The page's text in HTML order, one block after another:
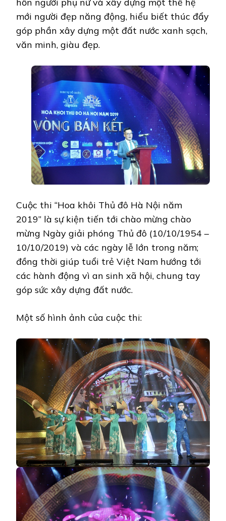
hồn người phụ nữ và xây dựng một thế hệ
mới người đẹp năng động, hiểu biết thúc đẩy
góp phần xây dựng một đất nước xanh sạch,
văn minh, giàu đẹp.
Cuộc thi “Hoa khôi Thủ đô Hà Nội năm
2019” là sự kiện tiến tới chào mừng chào
mừng Ngày giải phóng Thủ đô (10/10/1954 –
10/10/2019) và các ngày lễ lớn trong năm;
đồng thời giúp tuổi trẻ Việt Nam hướng tới
các hành động vì an sinh xã hội, chung tay
góp sức xây dựng đất nước.
Một số hình ảnh của cuộc thi: